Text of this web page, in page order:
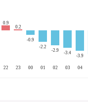
0.9
22
0.2
23
-0.9
00
-2.2
01
-2.9
02
-3.4
03
-3.9
04